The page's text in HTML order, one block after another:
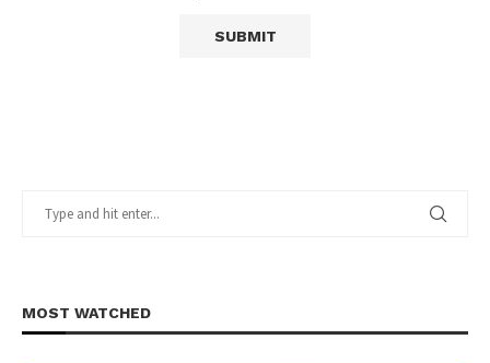
MOST WATCHED